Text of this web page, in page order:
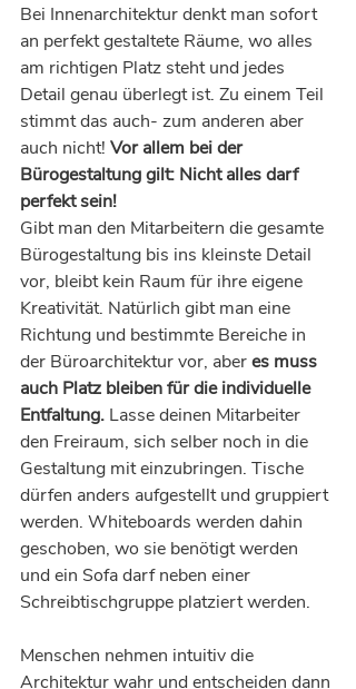
Bei Innenarchitektur denkt man sofort
an perfekt gestaltete Räume, wo alles
am richtigen Platz steht und jedes
Detail genau überlegt ist. Zu einem Teil
stimmt das auch- zum anderen aber
auch nicht! Vor allem bei der
Bürogestaltung gilt: Nicht alles darf
perfekt sein!
Gibt man den Mitarbeitern die gesamte
Bürogestaltung bis ins kleinste Detail
vor, bleibt kein Raum für ihre eigene
Kreativität. Natürlich gibt man eine
Richtung und bestimmte Bereiche in
der Büroarchitektur vor, aber es muss
auch Platz bleiben für die individuelle
Entfaltung. Lasse deinen Mitarbeiter
den Freiraum, sich selber noch in die
Gestaltung mit einzubringen. Tische
dürfen anders aufgestellt und gruppiert
werden. Whiteboards werden dahin
geschoben, wo sie benötigt werden
und ein Sofa darf neben einer
Schreibtischgruppe platziert werden.
Menschen nehmen intuitiv die
Architektur wahr und entscheiden dann